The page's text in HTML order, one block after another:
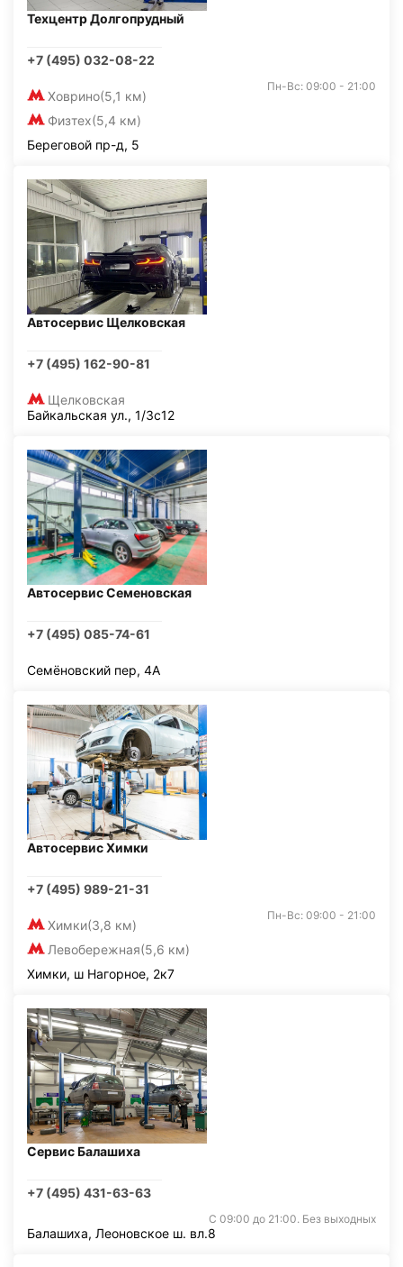
Техцентр Долгопрудный
+7 (495) 032-08-22
Ховрино(5,1 км)
Физтех(5,4 км)
Пн-Вс: 09:00 - 21:00
Береговой пр-д, 5
Автосервис Щелковская
+7 (495) 162-90-81
Щелковская
Байкальская ул., 1/3с12
Автосервис Семеновская
+7 (495) 085-74-61
Семёновский пер, 4А
Автосервис Химки
+7 (495) 989-21-31
Химки(3,8 км)
Левобережная(5,6 км)
Пн-Вс: 09:00 - 21:00
Химки, ш Нагорное, 2к7
Сервис Балашиха
+7 (495) 431-63-63
С 09:00 до 21:00. Без выходных
Балашиха, Леоновское ш. вл.8